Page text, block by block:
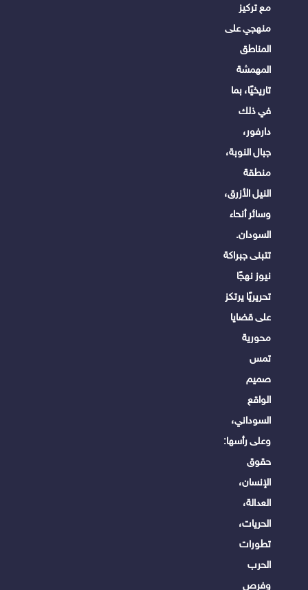
مع تركيز
منهجي على
المناطق
المهمشة
تاريخيًا، بما
في ذلك
دارفور،
جبال النوبة،
منطقة
النيل الأزرق،
وسائر أنحاء
السودان.
تتبنى جبراكة
نيوز نهجًا
تحريريًا يرتكز
على قضايا
محورية
تمس
صميم
الواقع
السوداني،
وعلى رأسها:
حقوق
الإنسان،
العدالة،
الحريات،
تطورات
الحرب
وفرص